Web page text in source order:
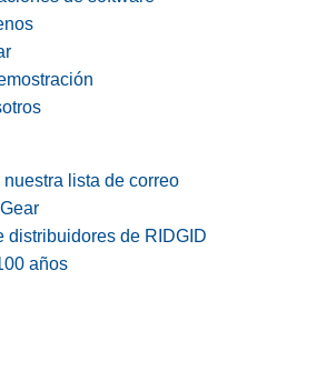
nuestra lista de correo
distribuidores de RIDGID
años